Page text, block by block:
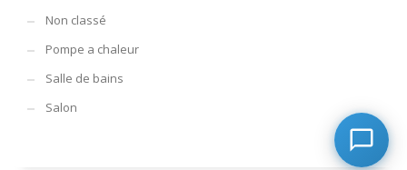
Non classé
Pompe a chaleur
Salle de bains
Salon